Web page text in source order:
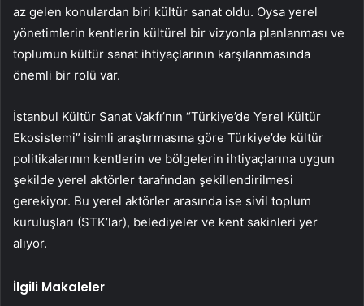
az gelen konulardan biri kültür sanat oldu. Oysa yerel
yönetimlerin kentlerin kültürel bir vizyonla planlanması ve
toplumun kültür sanat ihtiyaçlarının karşılanmasında
önemli bir rolü var.
İstanbul Kültür Sanat Vakfı’nın “Türkiye’de Yerel Kültür
Ekosistemi” isimli araştırmasına göre Türkiye’de kültür
politikalarının kentlerin ve bölgelerin ihtiyaçlarına uygun
şekilde yerel aktörler tarafından şekillendirilmesi
gerekiyor. Bu yerel aktörler arasında ise sivil toplum
kuruluşları (STK’lar), belediyeler ve kent sakinleri yer
alıyor.
İlgili Makaleler